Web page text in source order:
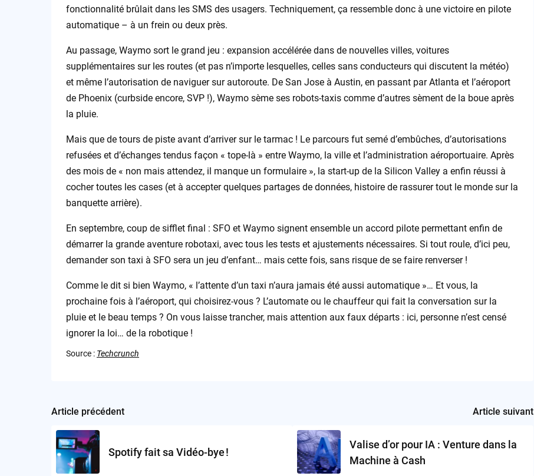
fonctionnalité brûlait dans les SMS des usagers. Techniquement, ça ressemble donc à une victoire en pilote
automatique – à un frein ou deux près.
Au passage, Waymo sort le grand jeu : expansion accélérée dans de nouvelles villes, voitures
supplémentaires sur les routes (et pas n’importe lesquelles, celles sans conducteurs qui discutent la météo)
et même l’autorisation de naviguer sur autoroute. De San Jose à Austin, en passant par Atlanta et l’aéroport
de Phoenix (curbside encore, SVP !), Waymo sème ses robots-taxis comme d’autres sèment de la boue après
la pluie.
Mais que de tours de piste avant d’arriver sur le tarmac ! Le parcours fut semé d’embûches, d’autorisations
refusées et d’échanges tendus façon « tope-là » entre Waymo, la ville et l’administration aéroportuaire. Après
des mois de « non mais attendez, il manque un formulaire », la start-up de la Silicon Valley a enfin réussi à
cocher toutes les cases (et à accepter quelques partages de données, histoire de rassurer tout le monde sur la
banquette arrière).
En septembre, coup de sifflet final : SFO et Waymo signent ensemble un accord pilote permettant enfin de
démarrer la grande aventure robotaxi, avec tous les tests et ajustements nécessaires. Si tout roule, d’ici peu,
demander son taxi à SFO sera un jeu d’enfant… mais cette fois, sans risque de se faire renverser !
Comme le dit si bien Waymo, « l’attente d’un taxi n’aura jamais été aussi automatique »… Et vous, la
prochaine fois à l’aéroport, qui choisirez-vous ? L’automate ou le chauffeur qui fait la conversation sur la
pluie et le beau temps ? On vous laisse trancher, mais attention aux faux départs : ici, personne n’est censé
ignorer la loi… de la robotique !
Source : Techcrunch
Post
navigation
Article précédent
Spotify fait sa Vidéo-bye !
Article suivant
Valise d’or pour IA : Venture dans la
Machine à Cash